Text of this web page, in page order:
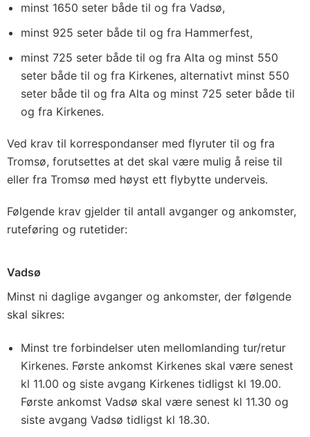
minst 1650 seter både til og fra Vadsø,
minst 925 seter både til og fra Hammerfest,
minst 725 seter både til og fra Alta og minst 550
seter både til og fra Kirkenes, alternativt minst 550
seter både til og fra Alta og minst 725 seter både til
og fra Kirkenes.
Ved krav til korrespondanser med flyruter til og fra
Tromsø, forutsettes at det skal være mulig å reise til
eller fra Tromsø med høyst ett flybytte underveis.
Følgende krav gjelder til antall avganger og ankomster,
ruteføring og rutetider:
Vadsø
Minst ni daglige avganger og ankomster, der følgende
skal sikres:
Minst tre forbindelser uten mellomlanding tur/retur
Kirkenes. Første ankomst Kirkenes skal være senest
kl 11.00 og siste avgang Kirkenes tidligst kl 19.00.
Første ankomst Vadsø skal være senest kl 11.30 og
siste avgang Vadsø tidligst kl 18.30.